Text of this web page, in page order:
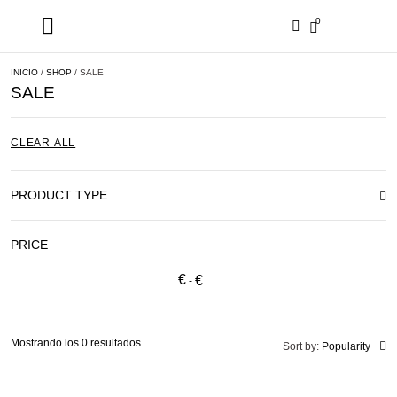
0
INICIO / SHOP / SALE
SALE
CLEAR ALL
PRODUCT TYPE
PRICE
€ €
Sort by: Popularity
Mostrando los 0 resultados